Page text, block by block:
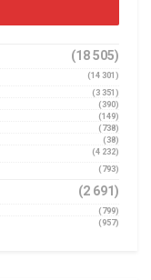
(18 505)
(14 301)
(3 351)
(390)
(149)
(738)
(38)
(4 232)
(793)
(2 691)
(799)
(957)